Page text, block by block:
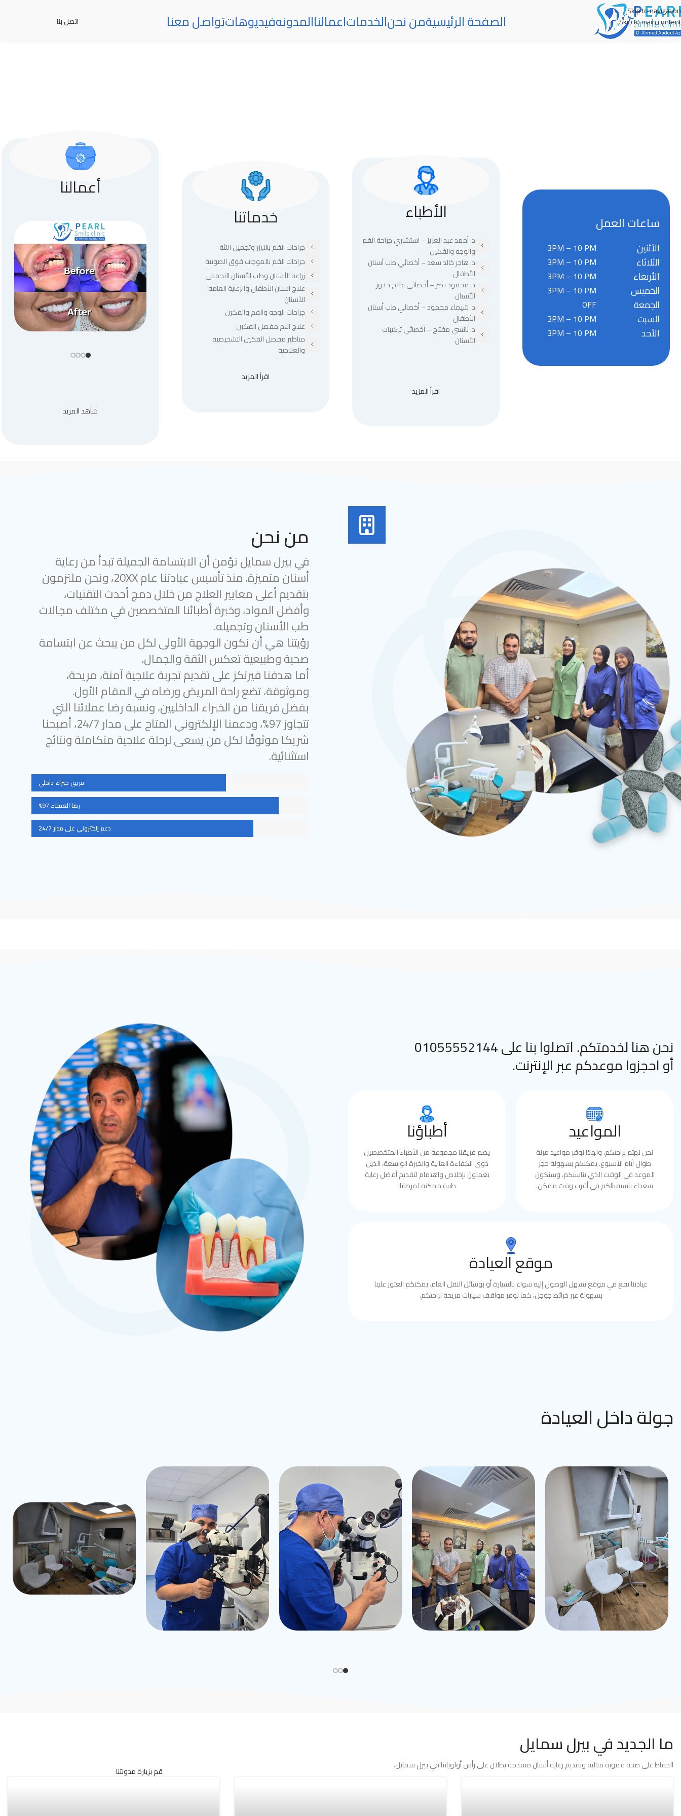
Skip to navigation
Skip to main content
الصفحة الرئيسيةمن نحنالخدماتاعمالناالمدونهفيديوهاتتواصل معنا اتصل بنا
ساعات العمل
3PM – 10 PM الأثنين
3PM – 10 PM الثلاثاء
3PM – 10 PM الأربعاء
3PM – 10 PM الخميس
OFF الجمعة
3PM – 10 PM السبت
3PM – 10 PM الأحد
الأطباء
د. أحمد عبد العزيز – استشاري جراحة الفم
والوجه والفكين
د. هاجر خالد سعد – أخصائي طب أسنان
الأطفال
د. محمود نصر – أخصائي علاج جذور
الأسنان
د. شيماء محمود – أخصائي طب أسنان
الأطفال
د. نانسي مفتاح – أخصائي تركيبات
الأسنان
اقرأ المزيد
خدماتنا
جراحات الفم بالليزر وتجميل اللثة
جراحات الفم بالموجات فوق الصوتية
زراعة الأسنان وطب الأسنان التجميلي
علاج أسنان الأطفال والرعاية العامة
للأسنان
جراحات الوجه والفم والفكين
علاج الام مفصل الفكين
مناظير مفصل الفكين التشخيصية
والعلاجية
اقرأ المزيد
أعمالنا
شاهد المزيد
من نحن
في بيرل سمايل نؤمن أن الابتسامة الجميلة تبدأ من رعاية
أسنان متميزة. منذ تأسيس عيادتنا عام 20XX، ونحن ملتزمون
بتقديم أعلى معايير العلاج من خلال دمج أحدث التقنيات،
وأفضل المواد، وخبرة أطبائنا المتخصصين في مختلف مجالات
طب الأسنان وتجميله.
رؤيتنا هي أن نكون الوجهة الأولى لكل من يبحث عن ابتسامة
صحية وطبيعية تعكس الثقة والجمال.
أما هدفنا فيرتكز على تقديم تجربة علاجية آمنة، مريحة،
وموثوقة، تضع راحة المريض ورضاه في المقام الأول.
بفضل فريقنا من الخبراء الداخليين، ونسبة رضا عملائنا التي
تتجاوز 97%، ودعمنا الإلكتروني المتاح على مدار 24/7، أصبحنا
شريكًا موثوقًا لكل من يسعى لرحلة علاجية متكاملة ونتائج
استثنائية.
فريق خبراء داخلي
رضا العملاء 97%
دعم إلكتروني على مدار 24/7
نحن هنا لخدمتكم. اتصلوا بنا على 01055552144
أو احجزوا موعدكم عبر الإنترنت.
أطباؤنا
يضم فريقنا مجموعة من الأطباء المتخصصين
ذوي الكفاءة العالية والخبرة الواسعة، الذين
يعملون بإخلاص واهتمام لتقديم أفضل رعاية
طبية ممكنة لمرضانا.
المواعيد
نحن نهتم براحتكم، ولهذا نوفر مواعيد مرنة
طوال أيام الأسبوع. يمكنكم بسهولة حجز
الموعد في الوقت الذي يناسبكم، وسنكون
سعداء باستقبالكم في أقرب وقت ممكن.
موقع العيادة
عيادتنا تقع في موقع يسهل الوصول إليه سواء بالسيارة أو بوسائل النقل العام. يمكنكم العثور علينا
بسهولة عبر خرائط جوجل، كما نوفر مواقف سيارات مريحة لراحتكم.
جولة داخل العيادة
قم بزيارة مدونتنا
ما الجديد في بيرل سمايل
الحفاظ على صحة فموية مثالية وتقديم رعاية أسنان متقدمة يظلان على رأس أولوياتنا في بيرل سمايل.